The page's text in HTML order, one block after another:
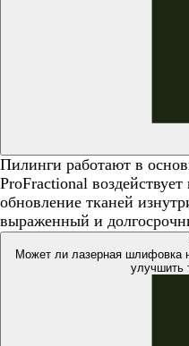
Пилинги работают в
ProFractional
обновление тканей
выраженный и
Может ли лазерная шлифовка
улучшить